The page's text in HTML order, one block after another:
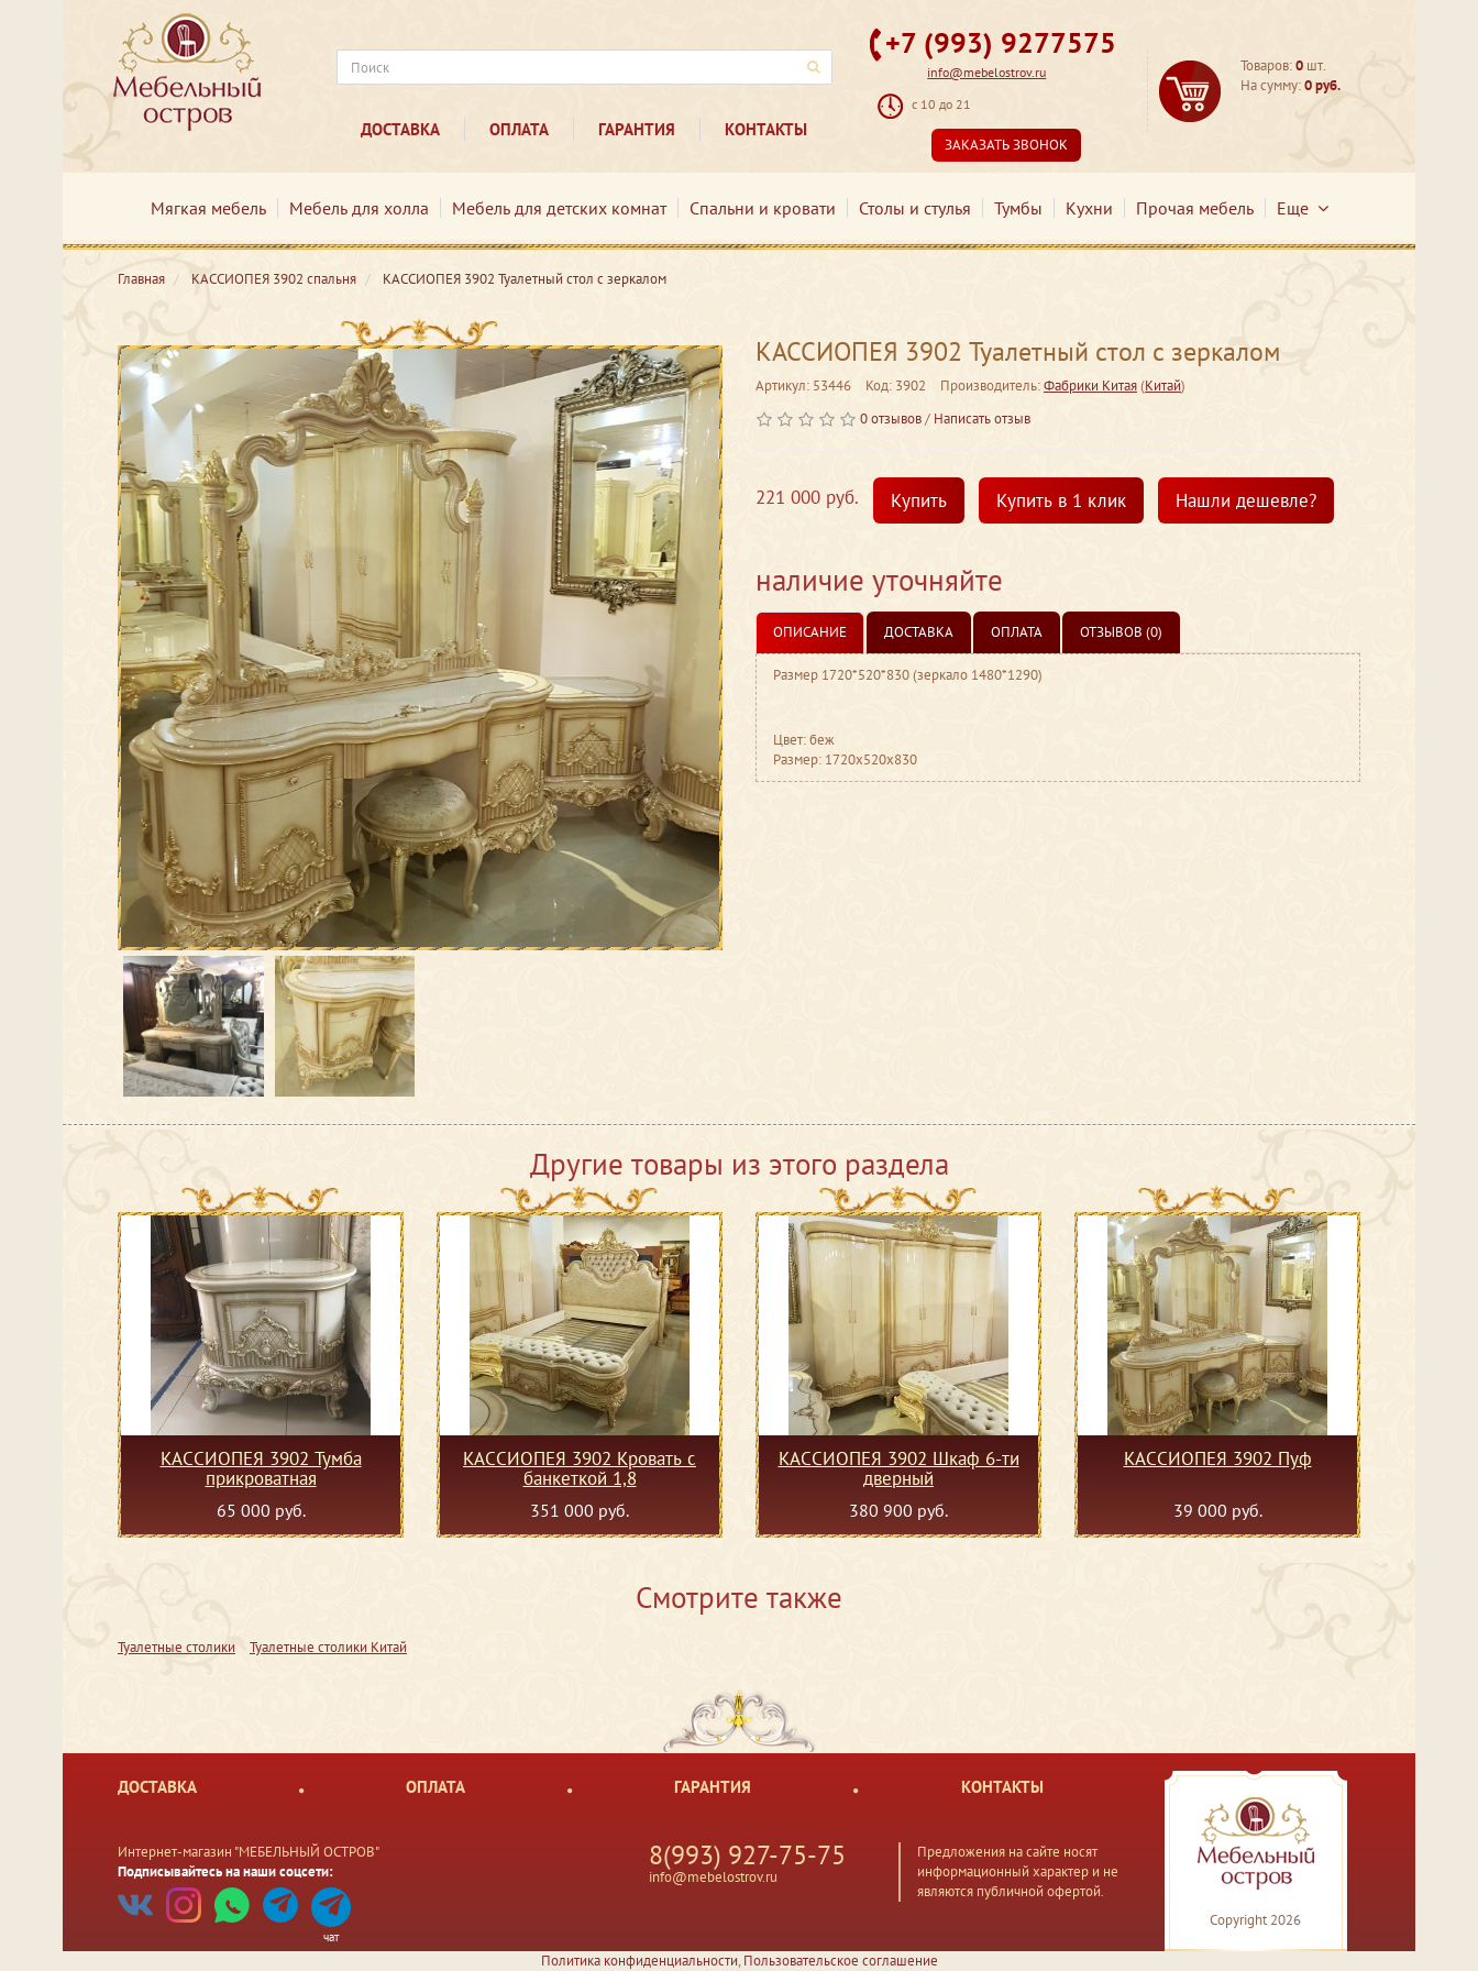
ДОСТАВКА ОПЛАТА ГАРАНТИЯ КОНТАКТЫ
+7 (993) 9277575
info@mebelostrov.ru
с 10 до 21
ЗАКАЗАТЬ ЗВОНОК
Товаров:0 шт.
На сумму:0 руб.
Мягкая мебель Мебель для холла Мебель для детских комнат Спальни и кровати Столы и стулья Тумбы Кухни Прочая мебель Еще
Главная КАССИОПЕЯ 3902 спальня КАССИОПЕЯ 3902 Туалетный стол с зеркалом
КАССИОПЕЯ 3902 Туалетный стол с зеркалом
Артикул: 53446 Код: 3902 Производитель:Фабрики Китая(Китай)
0 отзывов/ Написать отзыв
221 000 руб. Купить Купить в 1 клик Нашли дешевле?
наличие уточняйте
ОПИСАНИЕ ДОСТАВКА ОПЛАТА ОТЗЫВОВ (0)
Размер 1720*520*830 (зеркало 1480*1290)
Цвет: беж
Размер: 1720x520x830
Другие товары из этого раздела
КАССИОПЕЯ 3902 Тумба
прикроватная
65 000 руб.
КАССИОПЕЯ 3902 Кровать с
банкеткой 1,8
351 000 руб.
КАССИОПЕЯ 3902 Шкаф 6-ти
дверный
380 900 руб.
КАССИОПЕЯ 3902 Пуф
39 000 руб.
Смотрите также
Туалетные столики Туалетные столики Китай
ДОСТАВКА ОПЛАТА ГАРАНТИЯ КОНТАКТЫ
Интернет-магазин "МЕБЕЛЬНЫЙ ОСТРОВ"
Подписывайтесь на наши соцсети:
чат
8(993) 927-75-75
info@mebelostrov.ru
Предложения на сайте носят
информационный характер и не
являются публичной офертой.
Copyright 2026
Политика конфиденциальности, Пользовательское соглашение